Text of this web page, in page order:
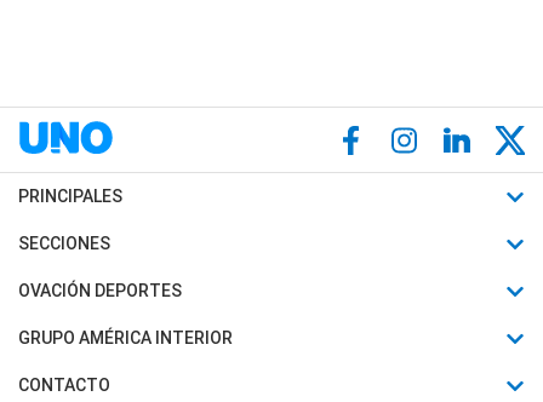
PRINCIPALES
Últimas Noticias
Política
Judiciales
SECCIONES
Horóscopo
Motores
OVACIÓN DEPORTES
Fútbol
Mundial
GRUPO AMÉRICA INTERIOR
Canal 7 en Vivo
CONTACTO